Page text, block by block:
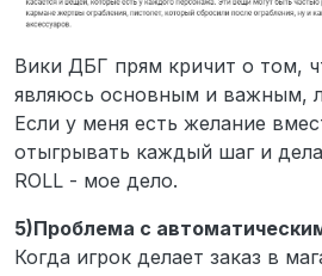
Вики ДБГ прям кричит о том,
являюсь основным и важным,
Если у меня есть желание
отыгрывать каждый шаг и
ROLL - мое дело.
5)Проблема с
Когда игрок делает заказ в